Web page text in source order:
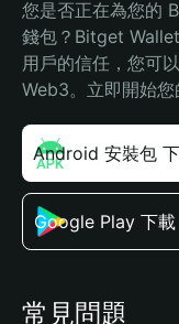
您是否正在為您的
錢包？Bitget
用戶的信任，您可
Web3。立即開始您
Android 安裝包
Google Play 下載
常見問題